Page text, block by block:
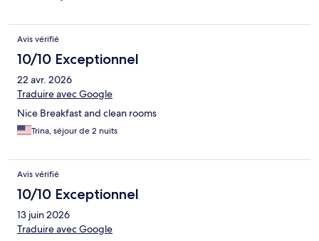
Avis vérifié
10/10 Exceptionnel
22 avr. 2026
Traduire avec Google
Nice Breakfast and clean rooms
Trina, séjour de 2 nuits
Avis vérifié
10/10 Exceptionnel
13 juin 2026
Traduire avec Google